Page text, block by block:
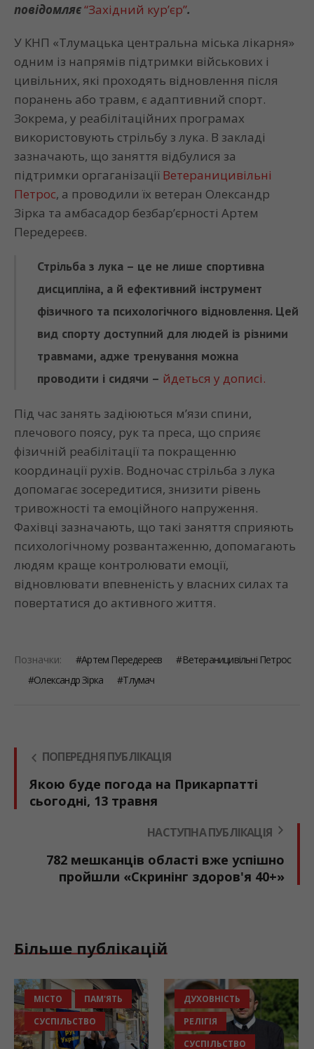
повідомляє“Західний кур’єр”.
У КНП «Тлумацька центральна міська лікарня»
одним із напрямів підтримки військових і
цивільних, які проходять відновлення після
поранень або травм, є адаптивний спорт.
Зокрема, у реабілітаційних програмах
використовують стрільбу з лука. В закладі
зазначають, що заняття відбулися за
підтримки оргаганізації Ветераницивільні
Петрос, а проводили їх ветеран Олександр
Зірка та амбасадор безбар’єрності Артем
Передереєв.
Стрільба з лука – це не лише спортивна
дисципліна, а й ефективний інструмент
фізичного та психологічного відновлення. Цей
вид спорту доступний для людей із різними
травмами, адже тренування можна
проводити і сидячи – йдеться у дописі.
Під час занять задіюються м’язи спини,
плечового поясу, рук та преса, що сприяє
фізичній реабілітації та покращенню
координації рухів. Водночас стрільба з лука
допомагає зосередитися, знизити рівень
тривожності та емоційного напруження.
Фахівці зазначають, що такі заняття сприяють
психологічному розвантаженню, допомагають
людям краще контролювати емоції,
відновлювати впевненість у власних силах та
повертатися до активного життя.
Позначки: Артем Передереєв
Ветераницивільні Петрос
Олександр Зірка
Тлумач
ПОПЕРЕДНЯ ПУБЛІКАЦІЯ
Якою буде погода на Прикарпатті
сьогодні, 13 травня
НАСТУПНА ПУБЛІКАЦІЯ
782 мешканців області вже успішно
пройшли «Скринінг здоров'я 40+»
Більше публікацій
МІСТО
ПАМ'ЯТЬ
СУСПІЛЬСТВО
ДУХОВНІСТЬ
РЕЛІГІЯ
СУСПІЛЬСТВО